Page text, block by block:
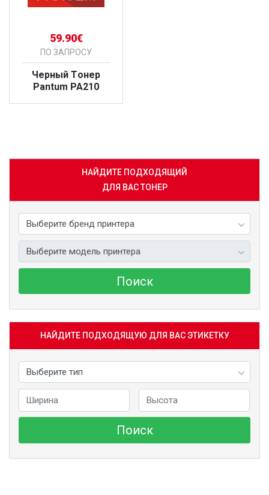
59.90€
ПО ЗАПРОСУ
Черный Tонер
Pantum PA210
НАЙДИТЕ ПОДХОДЯЩИЙ
ДЛЯ ВАС ТОНЕР
Поиск
НАЙДИТЕ ПОДХОДЯЩУЮ ДЛЯ ВАС ЭТИКЕТКУ
Поиск